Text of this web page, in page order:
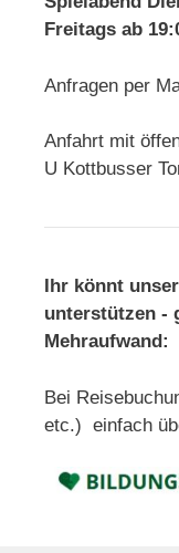
Freitags ab
Anfragen per
Anfahrt mit
U Kottbusser
Ihr könnt
unterstützen -
Mehraufwand:
Bei
etc.) einfach